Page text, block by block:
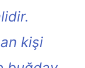
kişi